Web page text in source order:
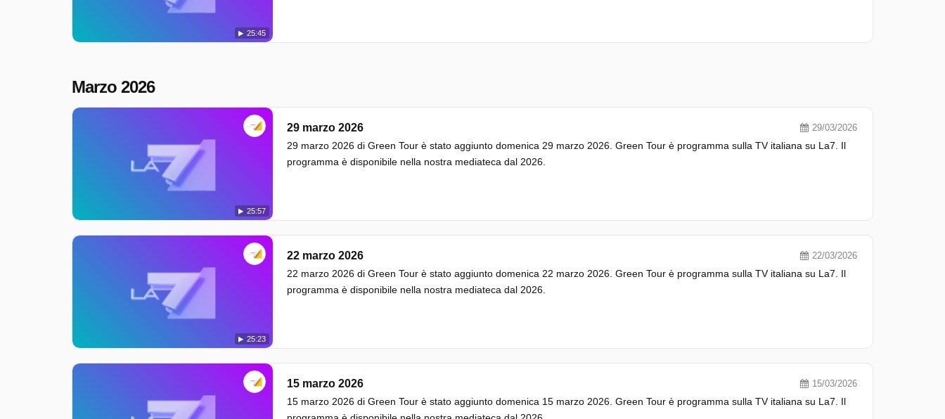
25:45
Marzo 2026
25:57
29 marzo 2026 29/03/2026
29 marzo 2026 di Green Tour è stato aggiunto domenica 29 marzo 2026. Green Tour è programma sulla TV italiana su La7. Il
programma è disponibile nella nostra mediateca dal 2026.
25:23
22 marzo 2026 22/03/2026
22 marzo 2026 di Green Tour è stato aggiunto domenica 22 marzo 2026. Green Tour è programma sulla TV italiana su La7. Il
programma è disponibile nella nostra mediateca dal 2026.
15 marzo 2026 15/03/2026
15 marzo 2026 di Green Tour è stato aggiunto domenica 15 marzo 2026. Green Tour è programma sulla TV italiana su La7. Il